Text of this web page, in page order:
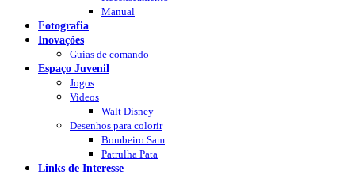
Manual
Fotografia
Inovações
Guias de comando
Espaço Juvenil
Jogos
Videos
Walt Disney
Desenhos para colorir
Bombeiro Sam
Patrulha Pata
Links de Interesse